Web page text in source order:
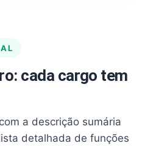
cada cargo tem
a descrição sumária
detalhada de funções